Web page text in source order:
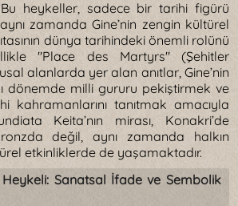
heykeller, sadece bir tarihi figürü
zamanda Gine’nin zengin kültürel
dünya tarihindeki önemli rolünü
"Place des Martyrs" (Şehitler
alanlarda yer alan anıtlar, Gine’nin
dönemde milli gururu pekiştirmek ve
kahramanlarını tanıtmak amacıyla
Keita’nın mirası, Konakri’de
değil, aynı zamanda halkın
etkinliklerde de yaşamaktadır.
Sanatsal İfade ve Sembolik